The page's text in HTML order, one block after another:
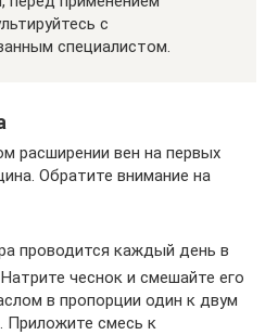
с
специалистом.
расширении вен на первых
Обратите внимание на
проводится каждый день в
чеснок и смешайте его
в пропорции один к двум
Приложите смесь к